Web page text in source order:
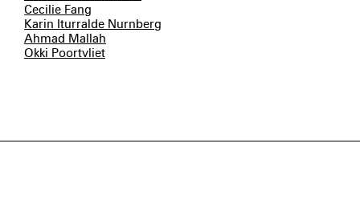
Cecilie Fang
Karin Iturralde Nurnberg
Ahmad Mallah
Okki Poortvliet